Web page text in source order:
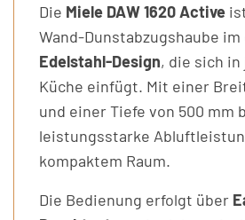
Die Miele DAW 1620 Active
Wand-Dunstabzugshaube
Edelstahl-Design, die sich
Küche einfügt. Mit einer
und einer Tiefe von 500 mm
leistungsstarke
kompaktem Raum.
Die Bedienung erfolgt über